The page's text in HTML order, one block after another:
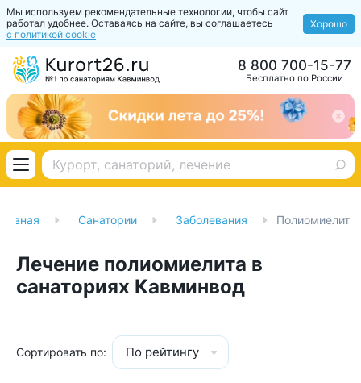
Мы используем рекомендательные технологии, чтобы сайт
работал удобнее. Оставаясь на сайте, вы соглашаетесь
с политикой cookie
Хорошо
Бесплатно по России
8 800 700-15-77
Санатории Заболевания Полиомиелит
Лечение полиомиелита в
санаториях Кавминвод
Сортировать по: По рейтингу